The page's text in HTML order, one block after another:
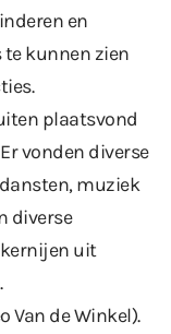
en
kunnen zien
plaatsvond
vonden diverse
muziek
diverse
uit
Van de Winkel).